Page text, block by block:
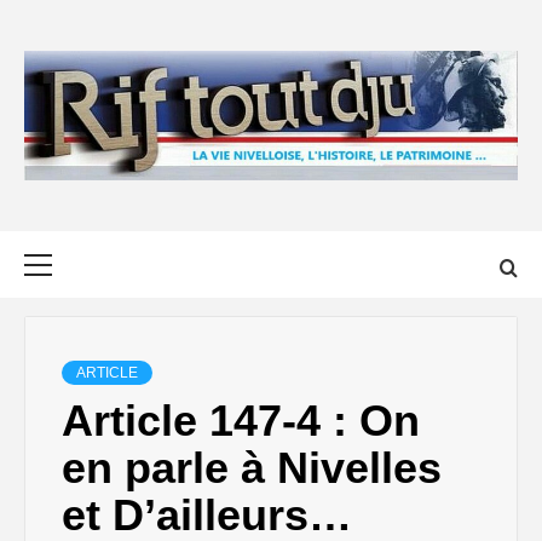
content
ARTICLE
Article 147-4 : On
en parle à Nivelles
et D’ailleurs…